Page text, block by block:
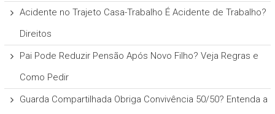
Acidente no Trajeto Casa-Trabalho É Acidente de Trabalho?
Direitos
Pai Pode Reduzir Pensão Após Novo Filho? Veja Regras e
Como Pedir
Guarda Compartilhada Obriga Convivência 50/50? Entenda a